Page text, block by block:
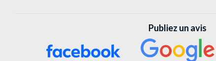
Publiez un avis